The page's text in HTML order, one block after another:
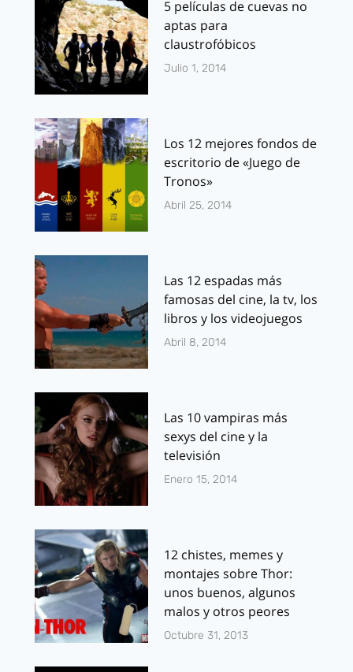
5 películas de cuevas no
aptas para
claustrofóbicos
Julio 1, 2014
Los 12 mejores fondos de
escritorio de «Juego de
Tronos»
Abril 25, 2014
Las 12 espadas más
famosas del cine, la tv, los
libros y los videojuegos
Abril 8, 2014
Las 10 vampiras más
sexys del cine y la
televisión
Enero 15, 2014
12 chistes, memes y
montajes sobre Thor:
unos buenos, algunos
malos y otros peores
Octubre 31, 2013